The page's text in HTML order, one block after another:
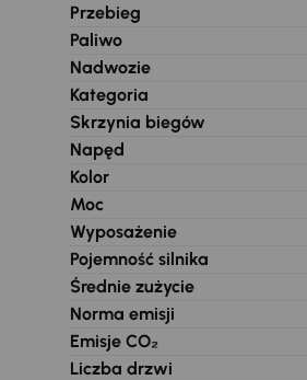
Przebieg
Paliwo
Nadwozie
Kategoria
Skrzynia biegów
Napęd
Kolor
Moc
Wyposażenie
Pojemność silnika
Średnie zużycie
Norma emisji
Emisje CO₂
Liczba drzwi